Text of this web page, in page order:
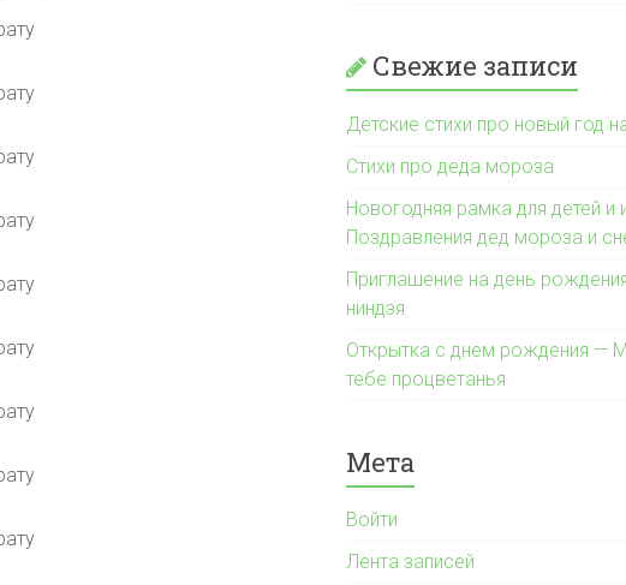
Свежие записи
Детские стихи про новый год
Стихи про деда мороза
Новогодняя рамка для детей и
Поздравления дед мороза и
Приглашение на день
ниндзя
Открытка с днем рождения —
тебе процветанья
Мета
Войти
Лента записей